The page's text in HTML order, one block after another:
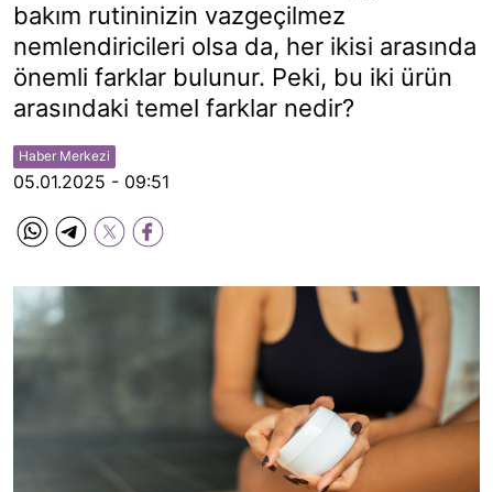
bakım rutininizin vazgeçilmez
nemlendiricileri olsa da, her ikisi arasında
önemli farklar bulunur. Peki, bu iki ürün
arasındaki temel farklar nedir?
Haber Merkezi
05.01.2025 - 09:51